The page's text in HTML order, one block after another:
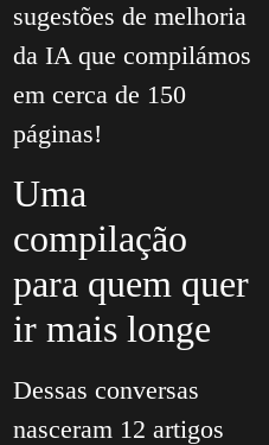
sugestões de melhoria
da IA que compilámos
em cerca de 150
páginas!
Uma
compilação
para quem quer
ir mais longe
Dessas conversas
nasceram 12 artigos